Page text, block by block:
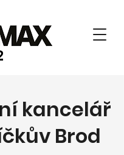
kancelář
Brod